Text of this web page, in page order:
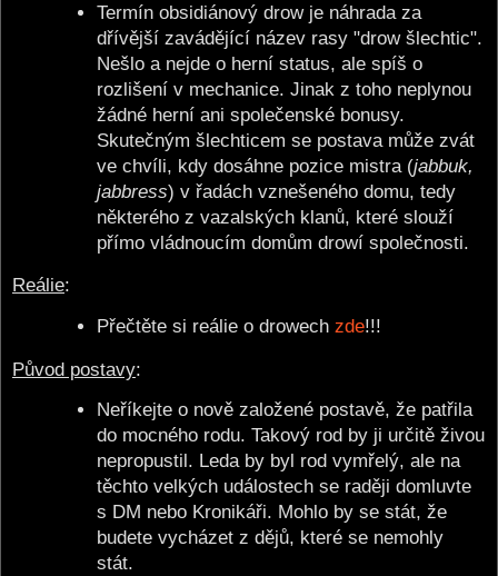
Termín obsidiánový drow je náhrada za
dřívější zavádějící název rasy "drow šlechtic".
Nešlo a nejde o herní status, ale spíš o
rozlišení v mechanice. Jinak z toho neplynou
žádné herní ani společenské bonusy.
Skutečným šlechticem se postava může zvát
ve chvíli, kdy dosáhne pozice mistra (jabbuk,
jabbress) v řadách vznešeného domu, tedy
některého z vazalských klanů, které slouží
přímo vládnoucím domům drowí společnosti.
Reálie:
Přečtěte si reálie o drowechzde!!!
Původ postavy:
Neříkejte o nově založené postavě, že patřila
do mocného rodu. Takový rod by ji určitě živou
nepropustil. Leda by byl rod vymřelý, ale na
těchto velkých událostech se raději domluvte
s DM nebo Kronikáři. Mohlo by se stát, že
budete vycházet z dějů, které se nemohly
stát.